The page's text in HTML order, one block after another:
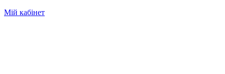
Мій кабінет